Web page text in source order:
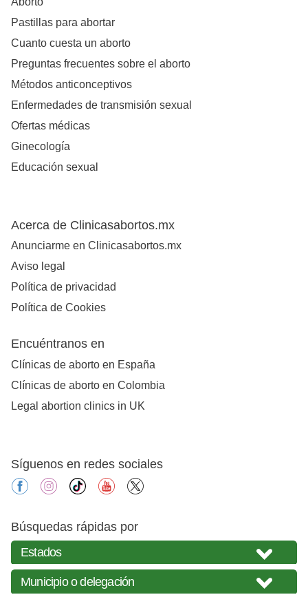
Pastillas para abortar
Cuanto cuesta un aborto
Preguntas frecuentes sobre el aborto
Métodos anticonceptivos
Enfermedades de transmisión sexual
Ofertas médicas
Ginecología
Educación sexual
Acerca de Clinicasabortos.mx
Anunciarme en Clinicasabortos.mx
Aviso legal
Política de privacidad
Política de Cookies
Encuéntranos en
Clínicas de aborto en España
Clínicas de aborto en Colombia
Legal abortion clinics in UK
Síguenos en redes sociales
facebookinstagram
tiktok youtube
Búsquedas rápidas por